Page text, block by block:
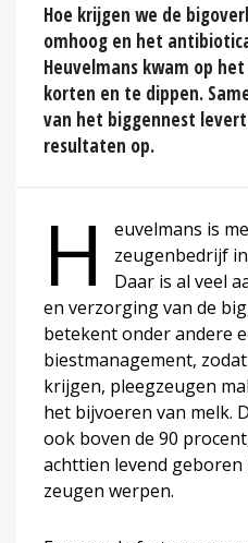
Hoe krijgen we de
omhoog en het
Heuvelmans kwam op
korten en te dippen.
van het biggennest
resultaten op.
H
euvelmans is
zeugenbedrijf
Daar is al veel
en verzorging van de
betekent onder andere
biestmanagement,
krijgen, pleegzeugen
het bijvoeren van melk.
ook boven de 90
achttien levend
zeugen werpen.